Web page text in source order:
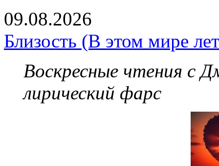
09.08.2026
Близость (В этом мире
Воскресные чтения с
лирический фарс